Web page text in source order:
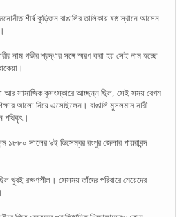
শীর্ষ কুড়িজন বাঙালির তালিকায় ষষ্ঠ স্থানে আসেন
নাম গভীর শ্রদ্ধার সঙ্গে স্মরণ করা হয় সেই নাম হচ্ছে
আর সামাজিক কুসংস্কারে আচ্ছন্ন ছিল, সেই সময় বেগম
আলো নিয়ে এসেছিলেন। বাঙালি মুসলমান নারী
পথিকৃৎ।
১৮৮০ সালের ৯ই ডিসেম্বর রংপুর জেলার পায়রাবন্দ
ছিল খুবই রক্ষণশীল। সেসময় তাঁদের পরিবারে মেয়েদের